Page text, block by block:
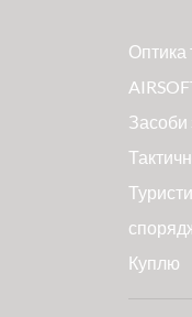
Оптика
Засоби
Куплю